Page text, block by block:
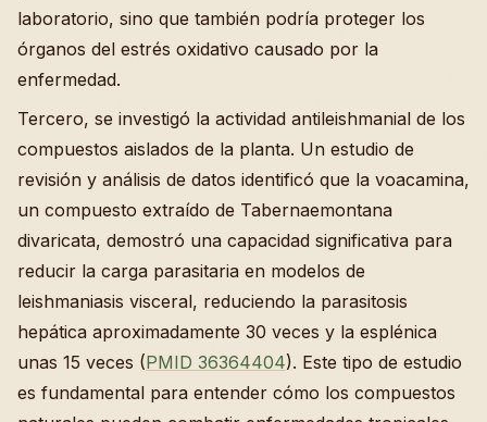
laboratorio, sino que también podría proteger los
órganos del estrés oxidativo causado por la
enfermedad.
Tercero, se investigó la actividad antileishmanial de los
compuestos aislados de la planta. Un estudio de
revisión y análisis de datos identificó que la voacamina,
un compuesto extraído de Tabernaemontana
divaricata, demostró una capacidad significativa para
reducir la carga parasitaria en modelos de
leishmaniasis visceral, reduciendo la parasitosis
hepática aproximadamente 30 veces y la esplénica
unas 15 veces (PMID 36364404). Este tipo de estudio
es fundamental para entender cómo los compuestos